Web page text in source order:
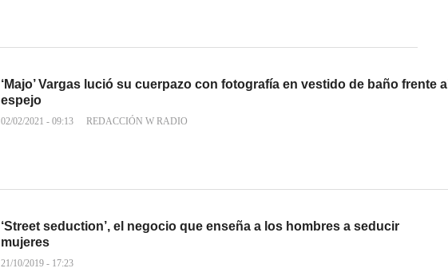
‘Majo’ Vargas lució su cuerpazo con fotografía en vestido de baño frente al
espejo
02/02/2021 - 09:13 REDACCIÓN W RADIO
‘Street seduction’, el negocio que enseña a los hombres a seducir
mujeres
21/10/2019 - 17:23